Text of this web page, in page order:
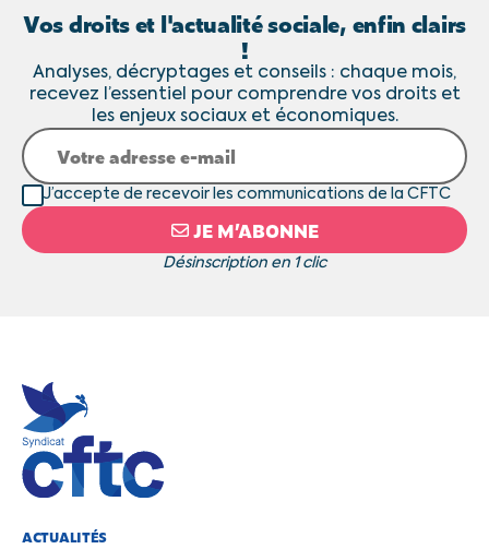
Vos droits et l'actualité sociale, enfin clairs
!
Analyses, décryptages et conseils : chaque mois,
recevez l’essentiel pour comprendre vos droits et
les enjeux sociaux et économiques.
JE M’ABONNE
Désinscription en 1 clic
J’accepte de recevoir les communications de la CFTC
ACTUALITÉS